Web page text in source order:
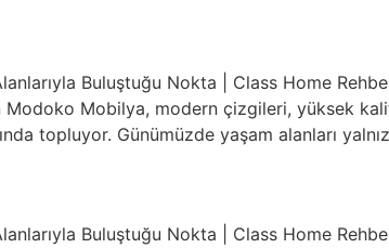
Buluştuğu Nokta | Class Home
Mobilya, modern çizgileri, yüksek
topluyor. Günümüzde yaşam alanları
Buluştuğu Nokta | Class Home